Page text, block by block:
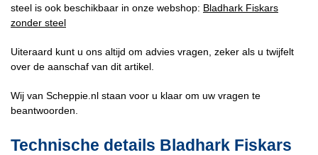
steel is ook beschikbaar in onze webshop: Bladhark Fiskars
zonder steel
Uiteraard kunt u ons altijd om advies vragen, zeker als u twijfelt
over de aanschaf van dit artikel.
Wij van Scheppie.nl staan voor u klaar om uw vragen te
beantwoorden.
Technische details Bladhark Fiskars